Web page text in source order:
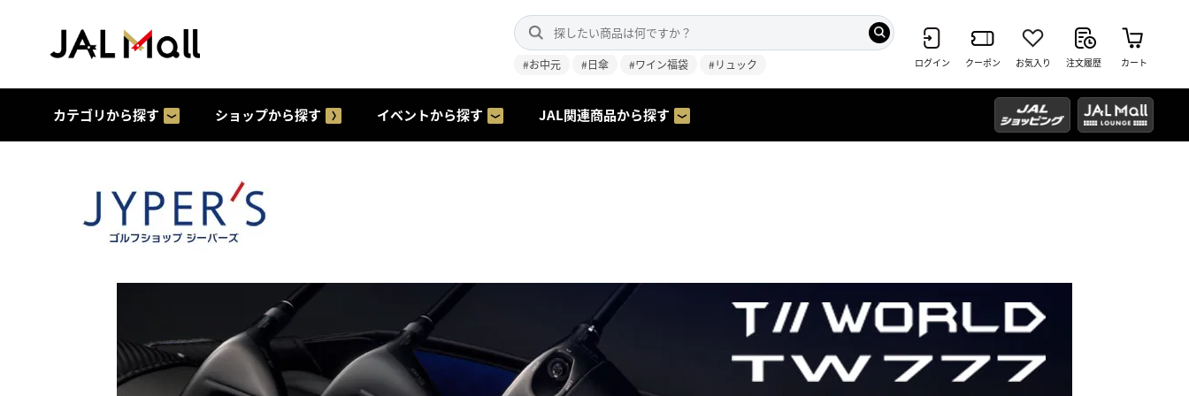
#お中元 #日傘 #ワイン福袋 #リュック ログイン クーポン お気入り 注文履歴 カート
カテゴリから探す ショップから探す イベントから探す JAL関連商品から探す